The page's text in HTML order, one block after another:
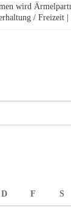
wird
/ Freizeit |
D F S